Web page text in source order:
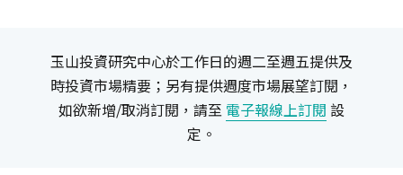
玉山投資研究中心於工作日的週二至週五提供及
時投資市場精要；另有提供週度市場展望訂閱，
如欲新增/取消訂閱，請至 電子報線上訂閱 設
定。